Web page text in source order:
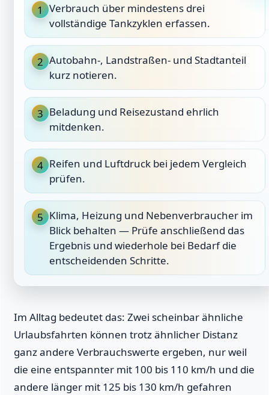
1 Verbrauch über mindestens drei
vollständige Tankzyklen erfassen.
2 Autobahn-, Landstraßen- und Stadtanteil
kurz notieren.
3 Beladung und Reisezustand ehrlich
mitdenken.
4 Reifen und Luftdruck bei jedem Vergleich
prüfen.
5 Klima, Heizung und Nebenverbraucher im
Blick behalten — Prüfe anschließend das
Ergebnis und wiederhole bei Bedarf die
entscheidenden Schritte.
Im Alltag bedeutet das: Zwei scheinbar ähnliche
Urlaubsfahrten können trotz ähnlicher Distanz
ganz andere Verbrauchswerte ergeben, nur weil
die eine entspannter mit 100 bis 110 km/h und die
andere länger mit 125 bis 130 km/h gefahren